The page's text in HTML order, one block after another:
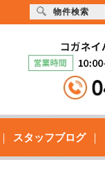
スタッフブログ
物件検索